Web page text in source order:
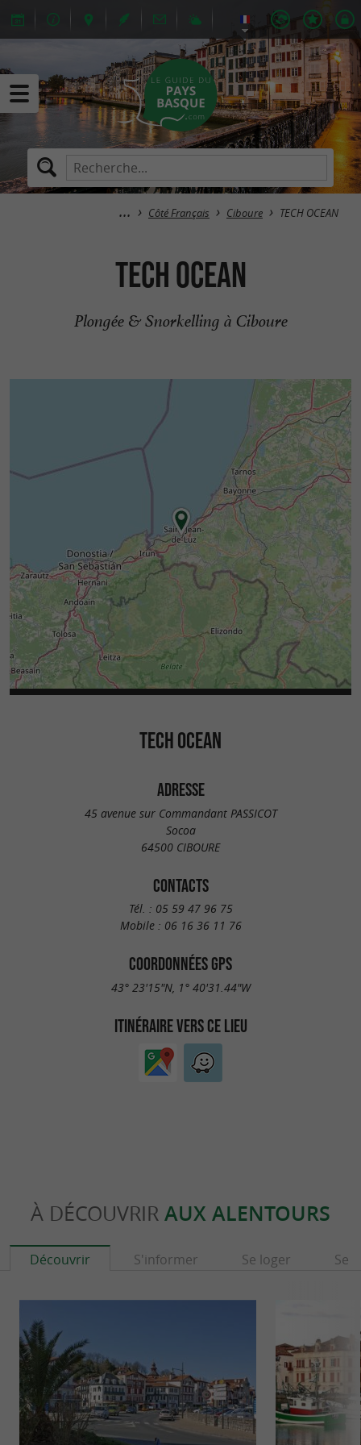
Côté Français Ciboure TECH OCEAN
TECH OCEAN
Plongée & Snorkelling à Ciboure
TECH OCEAN
ADRESSE
45 avenue sur Commandant PASSICOT
Socoa
64500 CIBOURE
CONTACTS
Tél. : 05 59 47 96 75
Mobile : 06 16 36 11 76
COORDONNÉES GPS
43° 23'15"N, 1° 40'31.44"W
ITINÉRAIRE VERS CE LIEU
À DÉCOUVRIR AUX ALENTOURS
Découvrir S'informer Se loger Se